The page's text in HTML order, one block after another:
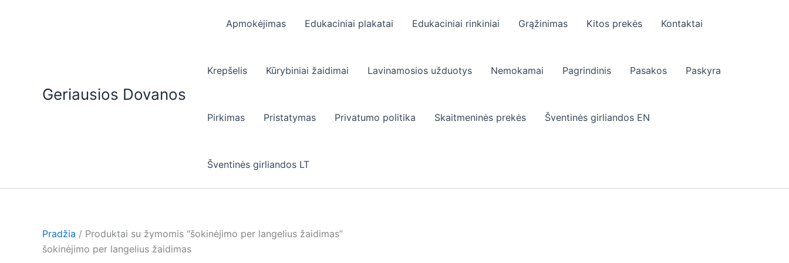
Geriausios Dovanos
Apmokėjimas Edukaciniai plakatai Edukaciniai rinkiniai Grąžinimas Kitos prekės Kontaktai
Krepšelis Kūrybiniai žaidimai Lavinamosios užduotys Nemokamai Pagrindinis Pasakos Paskyra
Pirkimas Pristatymas Privatumo politika Skaitmeninės prekės Šventinės girliandos EN
Šventinės girliandos LT
Pradžia / Produktai su žymomis “šokinėjimo per langelius žaidimas”
šokinėjimo per langelius žaidimas